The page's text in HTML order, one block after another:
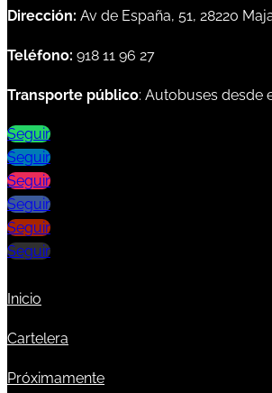
Dirección: Av de España, 51, 28220
Teléfono: 918 11 96 27
Transporte público: Autobuses desde
Seguir
Seguir
Seguir
Seguir
Seguir
Seguir
Inicio
Cartelera
Próximamente